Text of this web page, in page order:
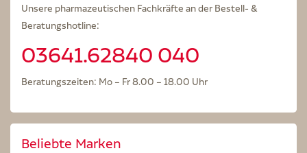
Unsere pharmazeutischen Fachkräfte an der Bestell- &
Beratungshotline:
03641.62840 040
Beratungszeiten: Mo – Fr 8.00 – 18.00 Uhr
Beliebte Marken